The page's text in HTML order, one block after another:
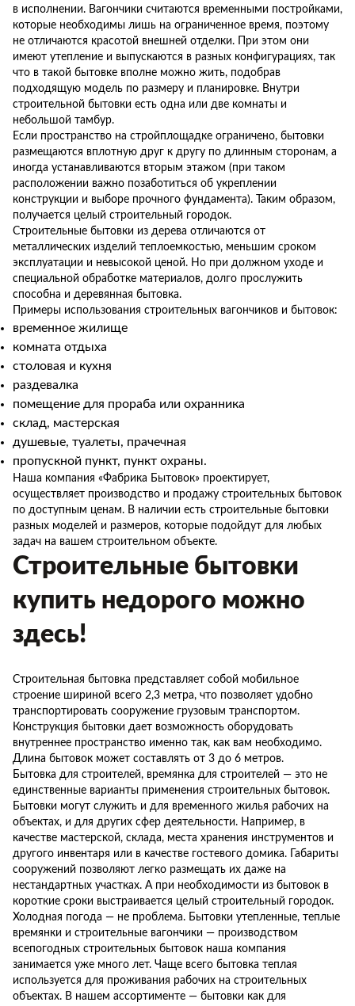
в исполнении. Вагончики считаются временными постройками,
которые необходимы лишь на ограниченное время, поэтому
не отличаются красотой внешней отделки. При этом они
имеют утепление и выпускаются в разных конфигурациях, так
что в такой бытовке вполне можно жить, подобрав
подходящую модель по размеру и планировке. Внутри
строительной бытовки есть одна или две комнаты и
небольшой тамбур.
Если пространство на стройплощадке ограничено, бытовки
размещаются вплотную друг к другу по длинным сторонам, а
иногда устанавливаются вторым этажом (при таком
расположении важно позаботиться об укреплении
конструкции и выборе прочного фундамента). Таким образом,
получается целый строительный городок.
Строительные бытовки из дерева отличаются от
металлических изделий теплоемкостью, меньшим сроком
эксплуатации и невысокой ценой. Но при должном уходе и
специальной обработке материалов, долго прослужить
способна и деревянная бытовка.
Примеры использования строительных вагончиков и бытовок:
временное жилище
комната отдыха
столовая и кухня
раздевалка
помещение для прораба или охранника
склад, мастерская
душевые, туалеты, прачечная
пропускной пункт, пункт охраны.
Наша компания «Фабрика Бытовок» проектирует,
осуществляет производство и продажу строительных бытовок
по доступным ценам. В наличии есть строительные бытовки
разных моделей и размеров, которые подойдут для любых
задач на вашем строительном объекте.
Строительные бытовки
купить недорого можно
здесь!
Строительная бытовка представляет собой мобильное
строение шириной всего 2,3 метра, что позволяет удобно
транспортировать сооружение грузовым транспортом.
Конструкция бытовки дает возможность оборудовать
внутреннее пространство именно так, как вам необходимо.
Длина бытовок может составлять от 3 до 6 метров.
Бытовка для строителей, времянка для строителей — это не
единственные варианты применения строительных бытовок.
Бытовки могут служить и для временного жилья рабочих на
объектах, и для других сфер деятельности. Например, в
качестве мастерской, склада, места хранения инструментов и
другого инвентаря или в качестве гостевого домика. Габариты
сооружений позволяют легко размещать их даже на
нестандартных участках. А при необходимости из бытовок в
короткие сроки выстраивается целый строительный городок.
Холодная погода — не проблема. Бытовки утепленные, теплые
времянки и строительные вагончики — производством
всепогодных строительных бытовок наша компания
занимается уже много лет. Чаще всего бытовка теплая
используется для проживания рабочих на строительных
объектах. В нашем ассортименте — бытовки как для